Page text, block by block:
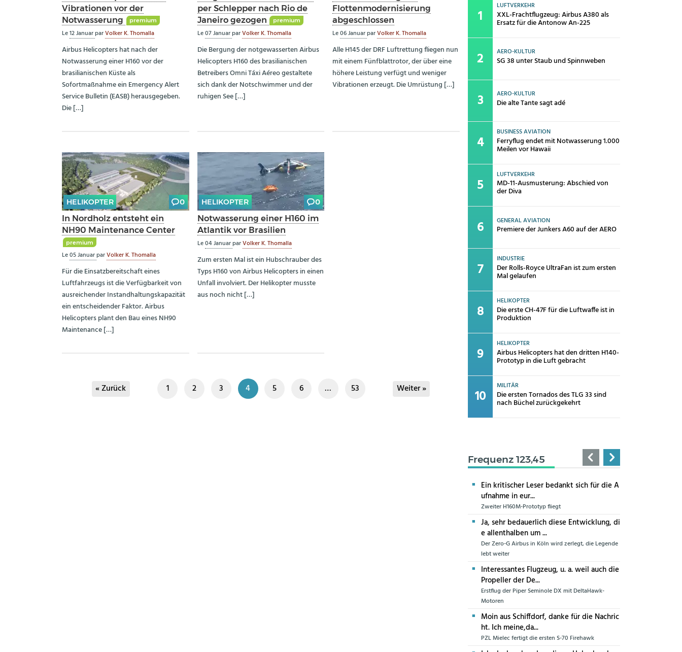
Vibrationen vor der
Notwasserung
premium
Le12 JanuarparVolker K. Thomalla
Airbus Helicopters hat nach der
Notwasserung einer H160 vor der
brasilianischen Küste als
Sofortmaßnahme ein Emergency Alert
Service Bulletin (EASB) herausgegeben.
Die […]
per Schlepper nach Rio de
Janeiro gezogen
premium
Le07 JanuarparVolker K. Thomalla
Die Bergung der notgewasserten Airbus
Helicopters H160 des brasilianischen
Betreibers Omni Táxi Aéreo gestaltete
sich dank der Notschwimmer und der
ruhigen See […]
Flottenmodernisierung
abgeschlossen
Le06 JanuarparVolker K. Thomalla
Alle H145 der DRF Luftrettung fliegen nun
mit einem Fünfblattrotor, der über eine
höhere Leistung verfügt und weniger
Vibrationen erzeugt. Die Umrüstung […]
HELIKOPTER 0
In Nordholz entsteht ein
NH90 Maintenance Center
premium
Le05 JanuarparVolker K. Thomalla
Für die Einsatzbereitschaft eines
Luftfahrzeugs ist die Verfügbarkeit von
ausreichender Instandhaltungskapazität
ein entscheidender Faktor. Airbus
Helicopters plant den Bau eines NH90
Maintenance […]
HELIKOPTER 0
Notwasserung einer H160 im
Atlantik vor Brasilien
Le04 JanuarparVolker K. Thomalla
Zum ersten Mal ist ein Hubschrauber des
Typs H160 von Airbus Helicopters in einen
Unfall involviert. Der Helikopter musste
aus noch nicht […]
« Zurück 1 2 3 4 5 6 … 53 Weiter »
LUFTVERKEHR
XXL-Frachtflugzeug: Airbus A380 als
Ersatz für die Antonow An-225
AERO-KULTUR
SG 38 unter Staub und Spinnweben
AERO-KULTUR
Die alte Tante sagt adé
BUSINESS AVIATION
Ferryflug endet mit Notwasserung 1.000
Meilen vor Hawaii
LUFTVERKEHR
MD-11-Ausmusterung: Abschied von
der Diva
GENERAL AVIATION
Premiere der Junkers A60 auf der AERO
INDUSTRIE
Der Rolls-Royce UltraFan ist zum ersten
Mal gelaufen
HELIKOPTER
Die erste CH-47F für die Luftwaffe ist in
Produktion
HELIKOPTER
Airbus Helicopters hat den dritten H140-
Prototyp in die Luft gebracht
MILITÄR
Die ersten Tornados des TLG 33 sind
nach Büchel zurückgekehrt
Frequenz 123,45
Ein kritischer Leser bedankt sich für die A
ufnahme in eur...
Zweiter H160M-Prototyp fliegt
Ja, sehr bedauerlich diese Entwicklung, di
e allenthalben um ...
Der Zero-G Airbus in Köln wird zerlegt, die Legende
lebt weiter
Interessantes Flugzeug, u. a. weil auch die
Propeller der De...
Erstflug der Piper Seminole DX mit DeltaHawk-
Motoren
Moin aus Schiffdorf, danke für die Nachric
ht. Ich meine,da...
PZL Mielec fertigt die ersten S-70 Firehawk